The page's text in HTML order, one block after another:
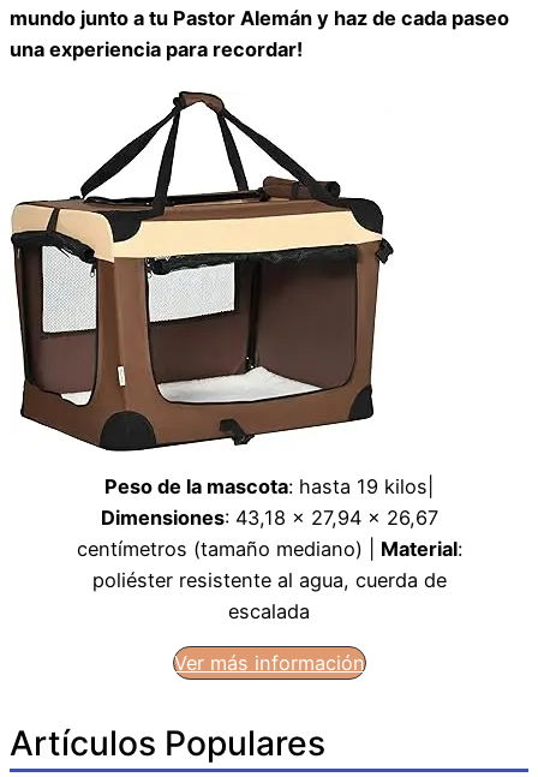
mundo junto a tu Pastor Alemán y haz de cada paseo
una experiencia para recordar!
Peso de la mascota: hasta 19 kilos|
Dimensiones: 43,18 x 27,94 x 26,67
centímetros (tamaño mediano) | Material:
poliéster resistente al agua, cuerda de
escalada
Ver más información
Artículos Populares